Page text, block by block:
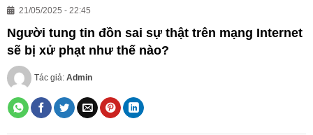
21/05/2025 - 22:45
Người tung tin đồn sai sự thật trên mạng Internet
sẽ bị xử phạt như thế nào?
Tác giả: Admin